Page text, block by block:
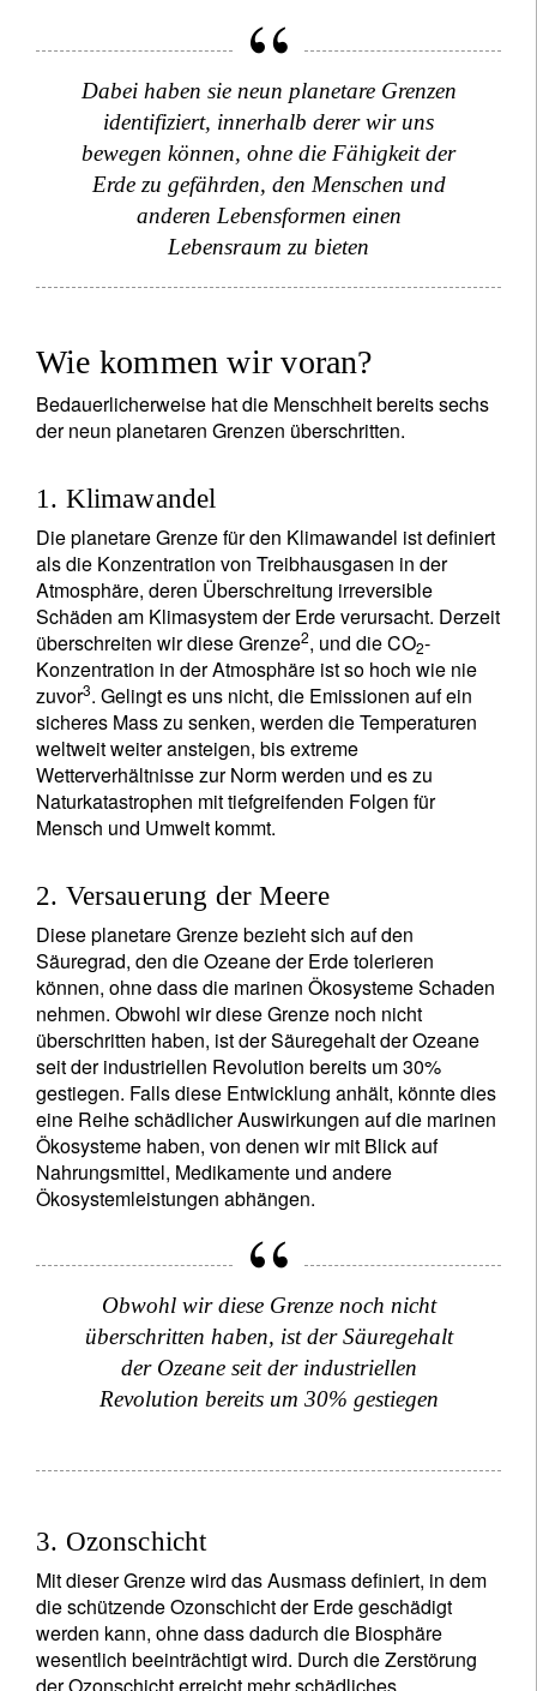
Dabei haben sie neun planetare Grenzen
identifiziert, innerhalb derer wir uns
bewegen können, ohne die Fähigkeit der
Erde zu gefährden, den Menschen und
anderen Lebensformen einen
Lebensraum zu bieten
Wie kommen wir voran?
Bedauerlicherweise hat die Menschheit bereits sechs
der neun planetaren Grenzen überschritten.
1. Klimawandel
Die planetare Grenze für den Klimawandel ist definiert
als die Konzentration von Treibhausgasen in der
Atmosphäre, deren Überschreitung irreversible
Schäden am Klimasystem der Erde verursacht. Derzeit
überschreiten wir diese Grenze2, und die CO2-
Konzentration in der Atmosphäre ist so hoch wie nie
zuvor3. Gelingt es uns nicht, die Emissionen auf ein
sicheres Mass zu senken, werden die Temperaturen
weltweit weiter ansteigen, bis extreme
Wetterverhältnisse zur Norm werden und es zu
Naturkatastrophen mit tiefgreifenden Folgen für
Mensch und Umwelt kommt.
2. Versauerung der Meere
Diese planetare Grenze bezieht sich auf den
Säuregrad, den die Ozeane der Erde tolerieren
können, ohne dass die marinen Ökosysteme Schaden
nehmen. Obwohl wir diese Grenze noch nicht
überschritten haben, ist der Säuregehalt der Ozeane
seit der industriellen Revolution bereits um 30%
gestiegen. Falls diese Entwicklung anhält, könnte dies
eine Reihe schädlicher Auswirkungen auf die marinen
Ökosysteme haben, von denen wir mit Blick auf
Nahrungsmittel, Medikamente und andere
Ökosystemleistungen abhängen.
Obwohl wir diese Grenze noch nicht
überschritten haben, ist der Säuregehalt
der Ozeane seit der industriellen
Revolution bereits um 30% gestiegen
3. Ozonschicht
Mit dieser Grenze wird das Ausmass definiert, in dem
die schützende Ozonschicht der Erde geschädigt
werden kann, ohne dass dadurch die Biosphäre
wesentlich beeinträchtigt wird. Durch die Zerstörung